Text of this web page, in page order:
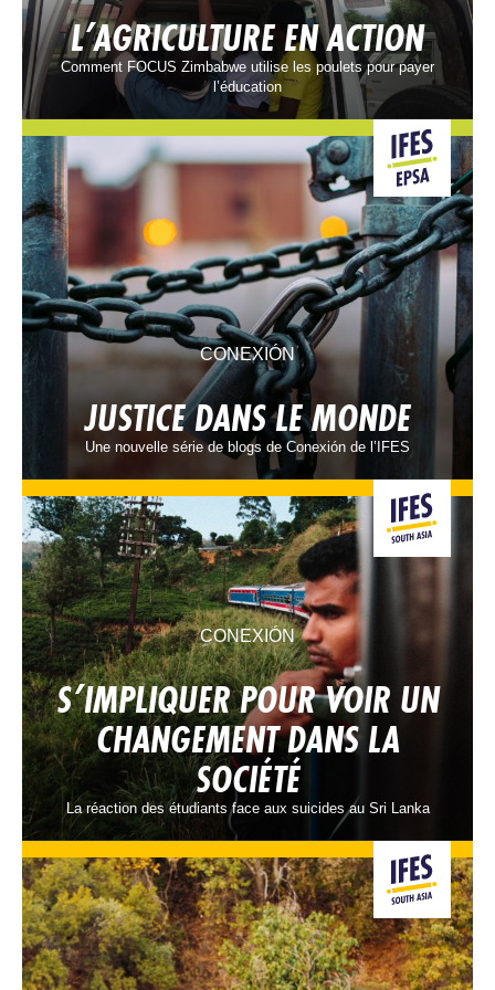
L’AGRICULTURE EN ACTION
Comment FOCUS Zimbabwe utilise les poulets pour payer
l’éducation
CONEXIÓN
JUSTICE DANS LE MONDE
Une nouvelle série de blogs de Conexión de l’IFES
CONEXIÓN
S’IMPLIQUER POUR VOIR UN
CHANGEMENT DANS LA
SOCIÉTÉ
La réaction des étudiants face aux suicides au Sri Lanka